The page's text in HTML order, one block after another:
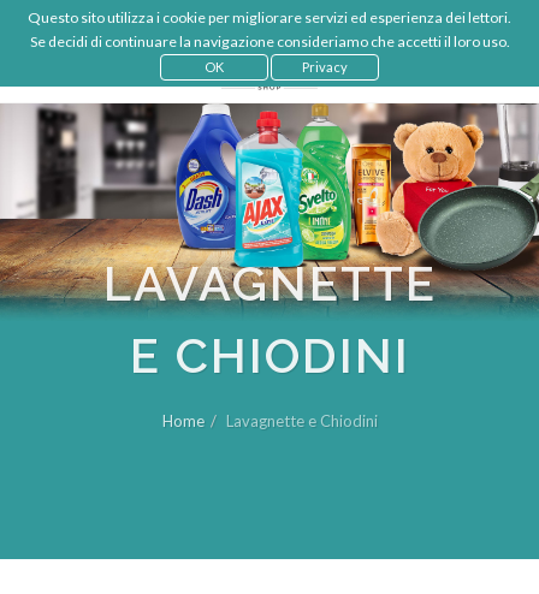
Questo sito utilizza i cookie per migliorare servizi ed esperienza dei lettori.
Se decidi di continuare la navigazione consideriamo che accetti il loro uso.
OK Privacy
€
IT
LOGIN
LAVAGNETTE
E CHIODINI
Home Lavagnette e Chiodini